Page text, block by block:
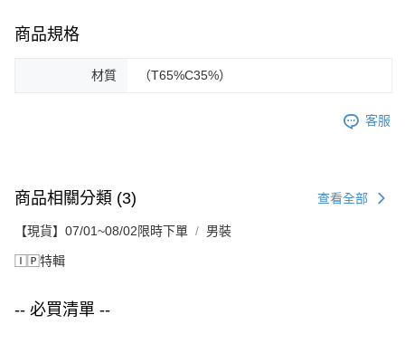
商品規格
材質 （T65%C35%）
客服
商品相關分類 (3) 查看全部
【現貨】07/01~08/02限時下單 男裝
🄸🄿特輯
-- 必買清單 --